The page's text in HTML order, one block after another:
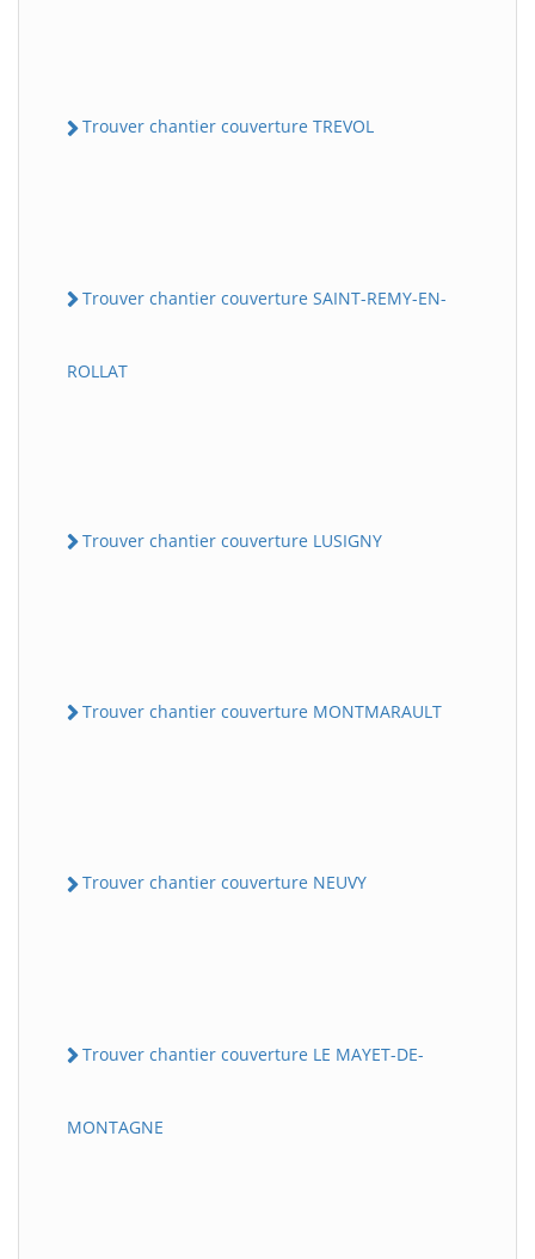
Trouver chantier couverture TREVOL
Trouver chantier couverture SAINT-REMY-EN-
ROLLAT
Trouver chantier couverture LUSIGNY
Trouver chantier couverture MONTMARAULT
Trouver chantier couverture NEUVY
Trouver chantier couverture LE MAYET-DE-
MONTAGNE